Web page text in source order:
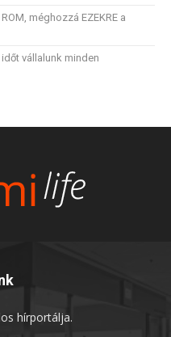
méghozzá EZEKRE a
vállalunk minden
hírportálja.